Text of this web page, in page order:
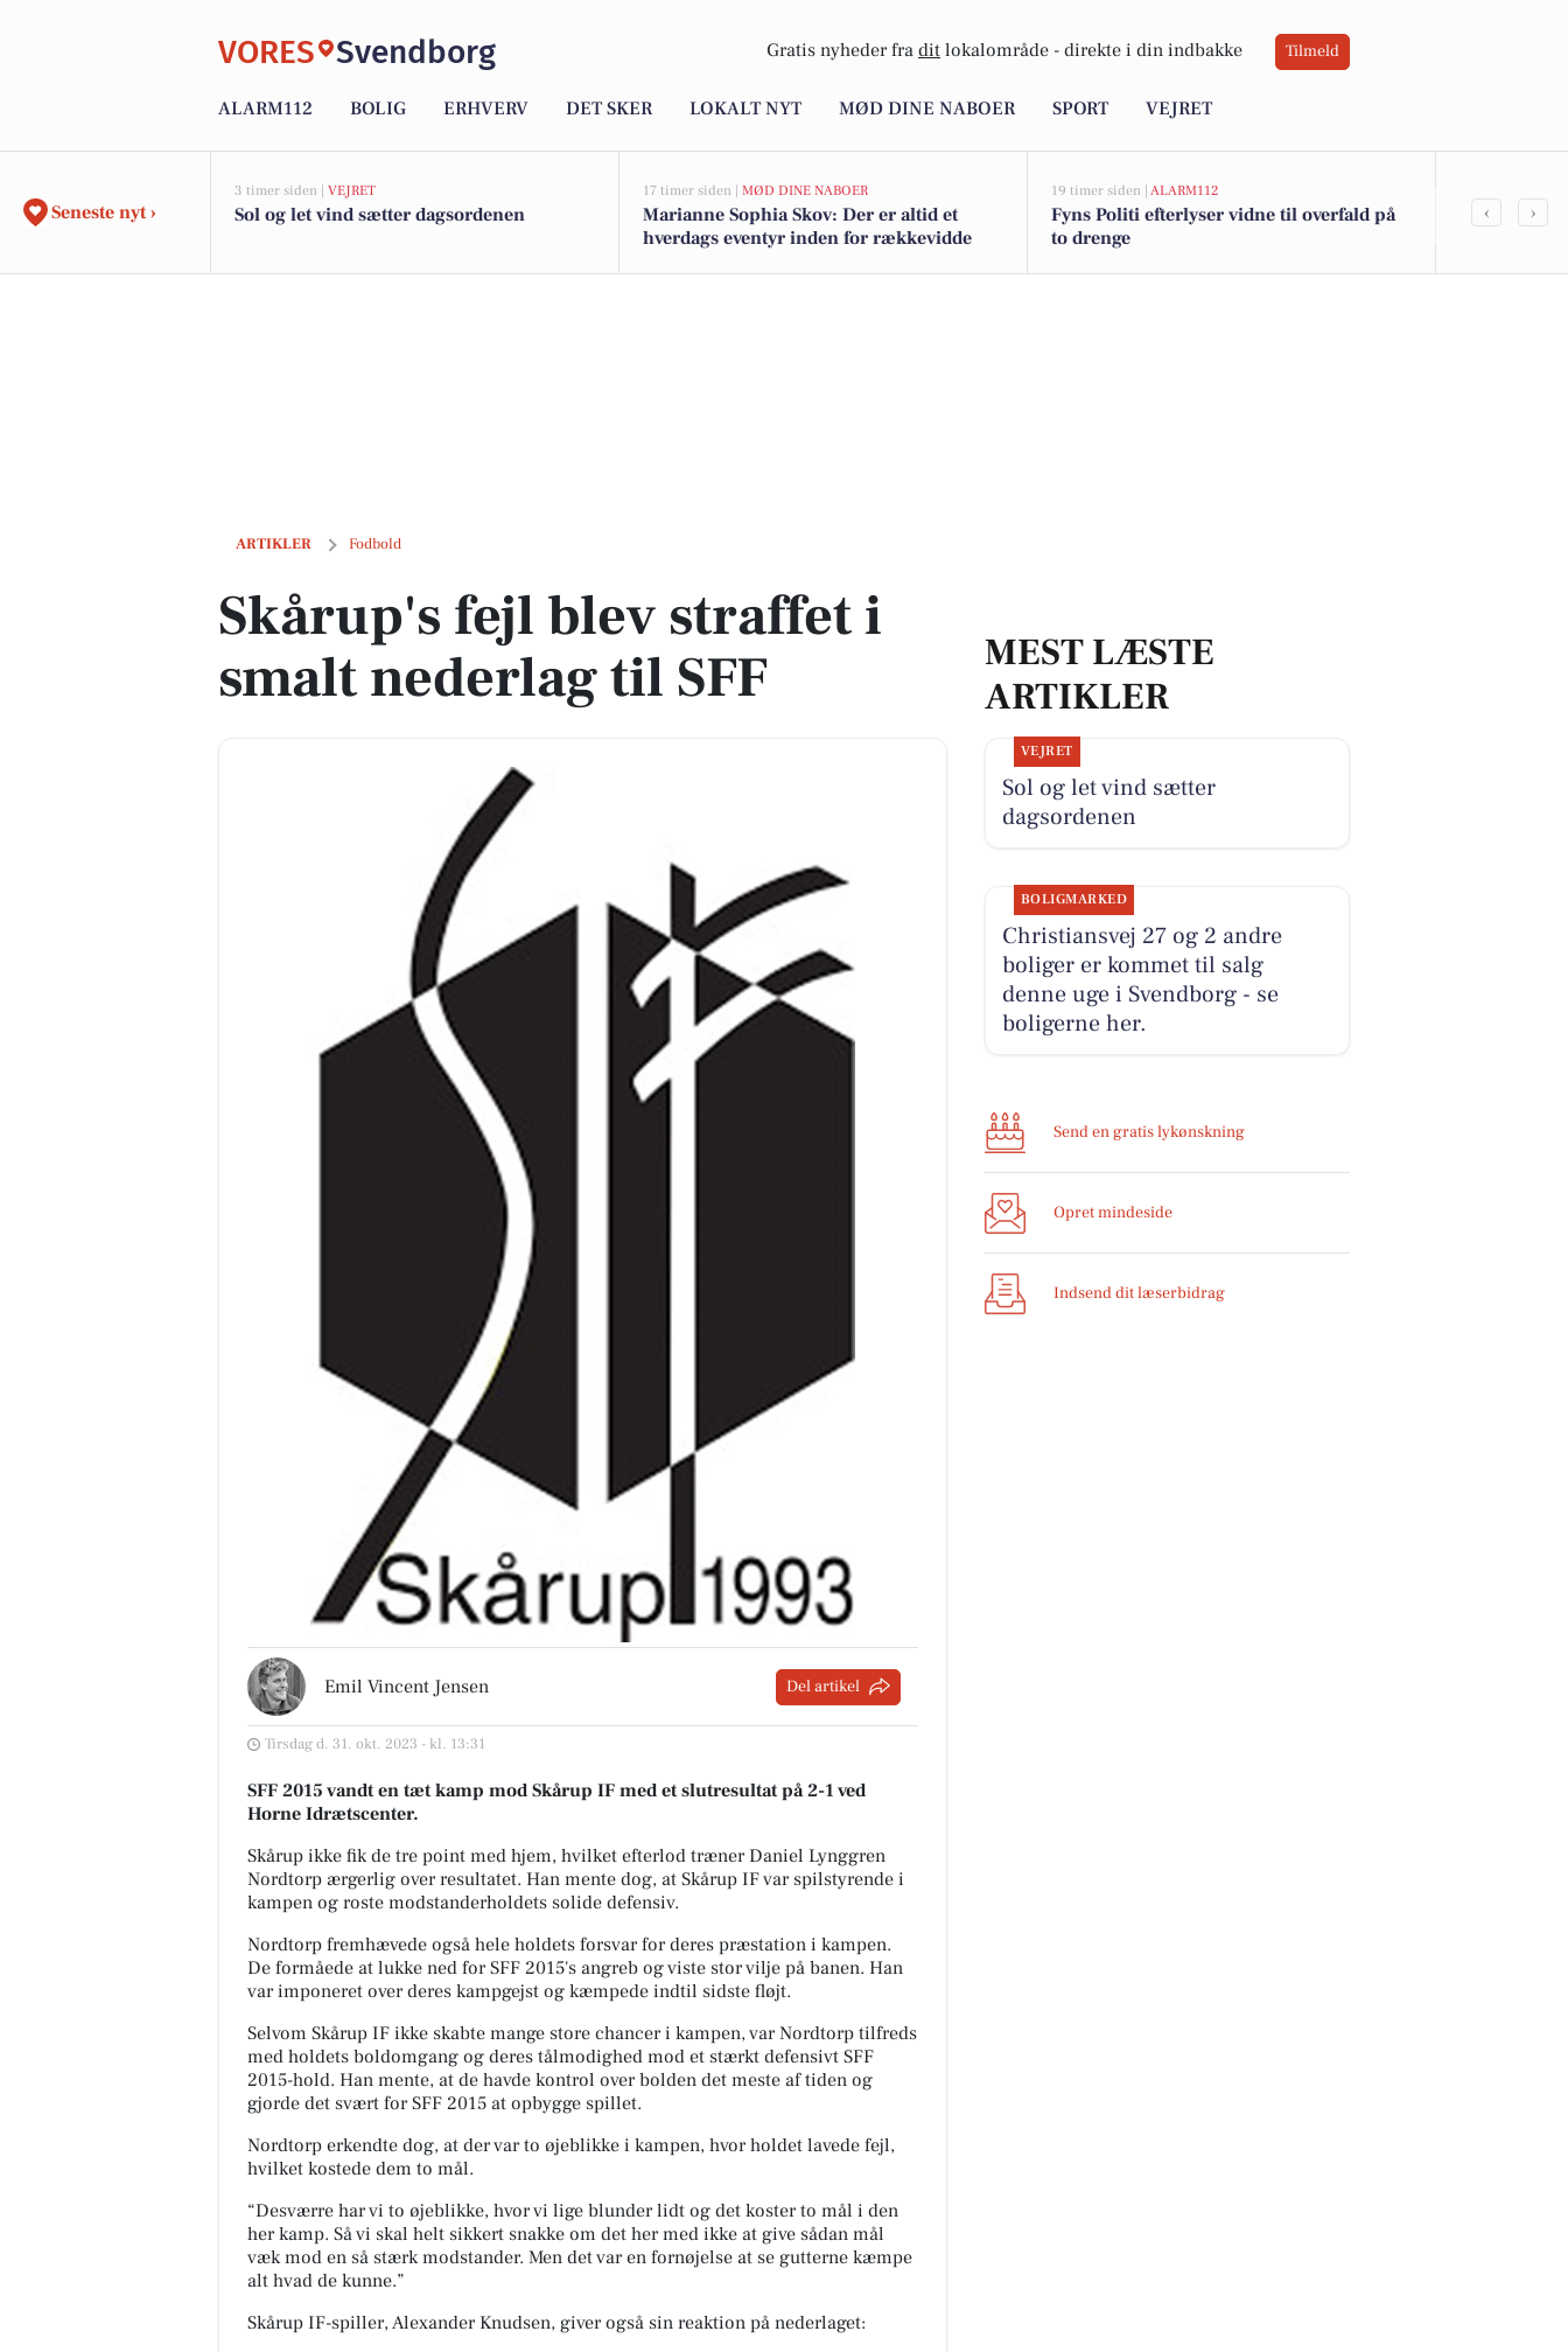
VORES Svendborg Gratis nyheder fra dit lokalområde - direkte i din indbakke Tilmeld
ALARM112 BOLIG ERHVERV DET SKER LOKALT NYT MØD DINE NABOER SPORT VEJRET
Seneste nyt ›
3 timer siden | VEJRET
Sol og let vind sætter dagsordenen
17 timer siden | MØD DINE NABOER
Marianne Sophia Skov: Der er altid et
hverdags eventyr inden for rækkevidde
19 timer siden | ALARM112
Fyns Politi efterlyser vidne til overfald på
to drenge
Savner du
‹ ›
ARTIKLER Fodbold
Skårup's fejl blev straffet i smalt nederlag til SFF
Skårup's fejl blev straffet i
smalt nederlag til SFF
Emil Vincent Jensen Del artikel
Tirsdag d. 31. okt. 2023 - kl. 13:31
SFF 2015 vandt en tæt kamp mod Skårup IF med et slutresultat på 2-1 ved
Horne Idrætscenter.
Skårup ikke fik de tre point med hjem, hvilket efterlod træner Daniel Lynggren
Nordtorp ærgerlig over resultatet. Han mente dog, at Skårup IF var spilstyrende i
kampen og roste modstanderholdets solide defensiv.
Nordtorp fremhævede også hele holdets forsvar for deres præstation i kampen.
De formåede at lukke ned for SFF 2015's angreb og viste stor vilje på banen. Han
var imponeret over deres kampgejst og kæmpede indtil sidste fløjt.
Selvom Skårup IF ikke skabte mange store chancer i kampen, var Nordtorp tilfreds
med holdets boldomgang og deres tålmodighed mod et stærkt defensivt SFF
2015-hold. Han mente, at de havde kontrol over bolden det meste af tiden og
gjorde det svært for SFF 2015 at opbygge spillet.
Nordtorp erkendte dog, at der var to øjeblikke i kampen, hvor holdet lavede fejl,
hvilket kostede dem to mål.
“Desværre har vi to øjeblikke, hvor vi lige blunder lidt og det koster to mål i den
her kamp. Så vi skal helt sikkert snakke om det her med ikke at give sådan mål
væk mod en så stærk modstander. Men det var en fornøjelse at se gutterne kæmpe
alt hvad de kunne.”
Skårup IF-spiller, Alexander Knudsen, giver også sin reaktion på nederlaget:
MEST LÆSTE
ARTIKLER
VEJRET
Sol og let vind sætter
dagsordenen
BOLIGMARKED
Christiansvej 27 og 2 andre
boliger er kommet til salg
denne uge i Svendborg - se
boligerne her.
Send en gratis lykønskning
Opret mindeside
Indsend dit læserbidrag